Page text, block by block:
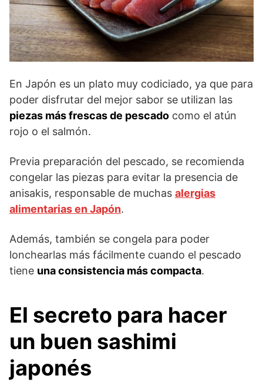
En Japón es un plato muy codiciado, ya que para
poder disfrutar del mejor sabor se utilizan las
piezas más frescas de pescado como el atún
rojo o el salmón.
Previa preparación del pescado, se recomienda
congelar las piezas para evitar la presencia de
anisakis, responsable de muchas alergias
alimentarias en Japón.
Además, también se congela para poder
lonchearlas más fácilmente cuando el pescado
tiene una consistencia más compacta.
El secreto para hacer
un buen sashimi
japonés